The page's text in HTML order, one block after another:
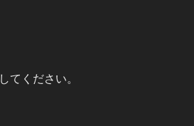
してください。